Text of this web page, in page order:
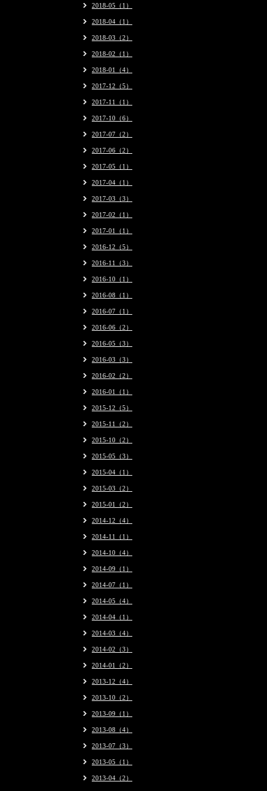
2018-05（1）
2018-04（1）
2018-03（2）
2018-02（1）
2018-01（4）
2017-12（5）
2017-11（1）
2017-10（6）
2017-07（2）
2017-06（2）
2017-05（1）
2017-04（1）
2017-03（3）
2017-02（1）
2017-01（1）
2016-12（5）
2016-11（3）
2016-10（1）
2016-08（1）
2016-07（1）
2016-06（2）
2016-05（3）
2016-03（3）
2016-02（2）
2016-01（1）
2015-12（5）
2015-11（2）
2015-10（2）
2015-05（3）
2015-04（1）
2015-03（2）
2015-01（2）
2014-12（4）
2014-11（1）
2014-10（4）
2014-09（1）
2014-07（1）
2014-05（4）
2014-04（1）
2014-03（4）
2014-02（3）
2014-01（2）
2013-12（4）
2013-10（2）
2013-09（1）
2013-08（4）
2013-07（3）
2013-05（1）
2013-04（2）